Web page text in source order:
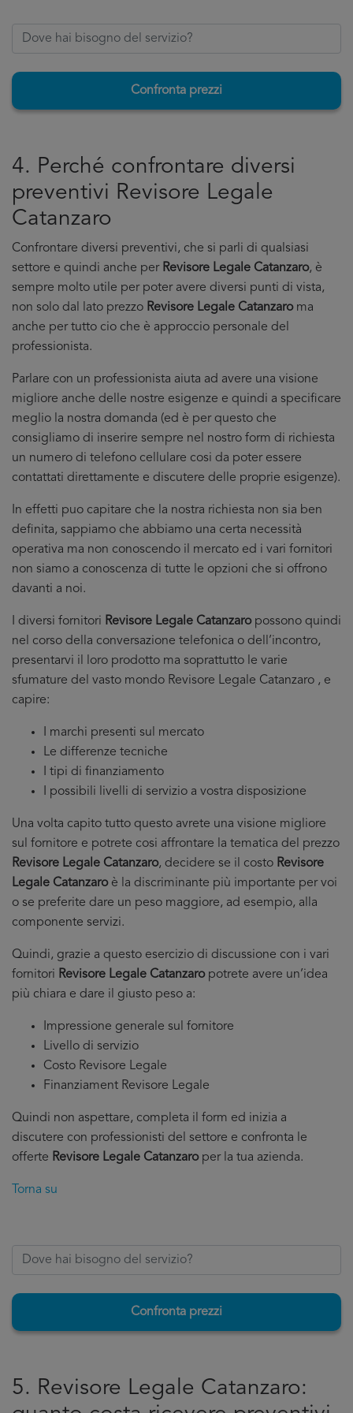
Confronta prezzi
4. Perché confrontare diversi
preventivi Revisore Legale
Catanzaro
Confrontare diversi preventivi, che si parli di qualsiasi
settore e quindi anche per Revisore Legale Catanzaro, è
sempre molto utile per poter avere diversi punti di vista,
non solo dal lato prezzo Revisore Legale Catanzaroma
anche per tutto cio che è approccio personale del
professionista.
Parlare con un professionista aiuta ad avere una visione
migliore anche delle nostre esigenze e quindi a specificare
meglio la nostra domanda (ed è per questo che
consigliamo di inserire sempre nel nostro form di richiesta
un numero di telefono cellulare cosi da poter essere
contattati direttamente e discutere delle proprie esigenze).
In effetti puo capitare che la nostra richiesta non sia ben
definita, sappiamo che abbiamo una certa necessità
operativa ma non conoscendo il mercato ed i vari fornitori
non siamo a conoscenza di tutte le opzioni che si offrono
davanti a noi.
I diversi fornitori Revisore Legale Catanzaropossono quindi
nel corso della conversazione telefonica o dell’incontro,
presentarvi il loro prodotto ma soprattutto le varie
sfumature del vasto mondo Revisore Legale Catanzaro , e
capire:
I marchi presenti sul mercato
Le differenze tecniche
I tipi di finanziamento
I possibili livelli di servizio a vostra disposizione
Una volta capito tutto questo avrete una visione migliore
sul fornitore e potrete cosi affrontare la tematica del prezzo
Revisore Legale Catanzaro, decidere se il costo Revisore
Legale Catanzaroè la discriminante più importante per voi
o se preferite dare un peso maggiore, ad esempio, alla
componente servizi.
Quindi, grazie a questo esercizio di discussione con i vari
fornitori Revisore Legale Catanzaropotrete avere un’idea
più chiara e dare il giusto peso a:
Impressione generale sul fornitore
Livello di servizio
Costo Revisore Legale
Finanziament Revisore Legale
Quindi non aspettare, completa il form ed inizia a
discutere con professionisti del settore e confronta le
offerte Revisore Legale Catanzaroper la tua azienda.
Torna su
Confronta prezzi
5. Revisore Legale Catanzaro: